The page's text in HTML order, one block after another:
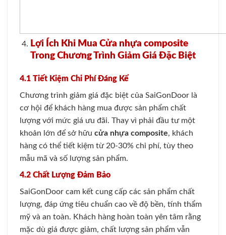
Lợi Ích Khi Mua Cửa nhựa composite
Trong Chương Trình Giảm Giá Đặc Biệt
4.1 Tiết Kiệm Chi Phí Đáng Kể
Chương trình giảm giá đặc biệt của SaiGonDoor là
cơ hội để khách hàng mua được sản phẩm chất
lượng với mức giá ưu đãi. Thay vì phải đầu tư một
khoản lớn để sở hữu cửa nhựa composite, khách
hàng có thể tiết kiệm từ 20-30% chi phí, tùy theo
mẫu mã và số lượng sản phẩm.
4.2 Chất Lượng Đảm Bảo
SaiGonDoor cam kết cung cấp các sản phẩm chất
lượng, đáp ứng tiêu chuẩn cao về độ bền, tính thẩm
mỹ và an toàn. Khách hàng hoàn toàn yên tâm rằng
mặc dù giá được giảm, chất lượng sản phẩm vẫn